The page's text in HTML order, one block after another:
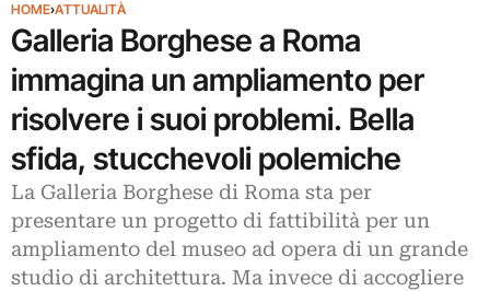
HOME›ATTUALITÀ
Galleria Borghese a Roma
immagina un ampliamento per
risolvere i suoi problemi. Bella
sfida, stucchevoli polemiche
La Galleria Borghese di Roma sta per
presentare un progetto di fattibilità per un
ampliamento del museo ad opera di un grande
studio di architettura. Ma invece di accogliere